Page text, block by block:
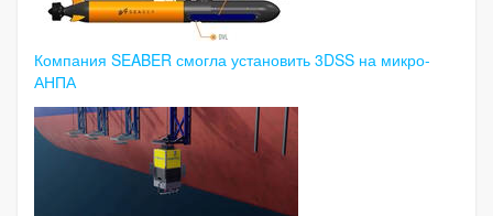
Компания SEABER смогла установить 3DSS на микро-
АНПА